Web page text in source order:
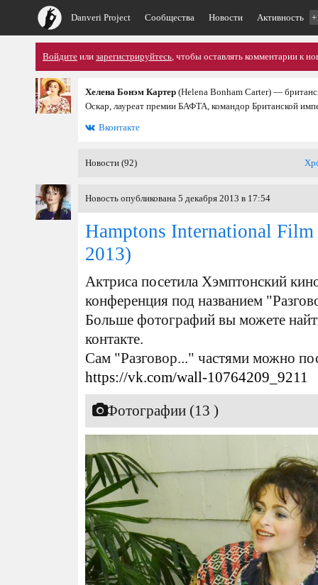
Danveri Project Сообщества Новости Активность
Войдите или зарегистрируйтесь, чтобы оставлять комментарии к
Хелена Бонэм Картер (Helena Bonham Carter) —
Оскар, лауреат премии БАФТА, командор Британской
Вконтакте
Новости (92)
Новость опубликована 5 декабря 2013 в 17:54
Hamptons International
2013)
Актриса посетила Хэмптонский
конференция под названием
Больше фотографий вы можете
контакте.
Сам "Разговор..." частями можно
https://vk.com/wall-10764209_9211
Фотографии (13 )